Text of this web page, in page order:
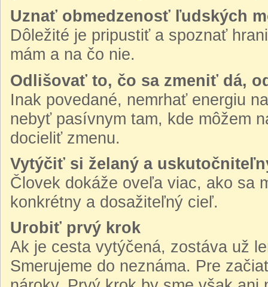
Uznať obmedzenosť ľudských
Dôležité je pripustiť a spoznať
mám a na čo nie.
Odlišovať to, čo sa zmeniť dá,
Inak povedané, nemrhať energiu
nebyť pasívnym tam, kde môžem
docieliť zmenu.
Vytýčiť si želaný a
Človek dokáže oveľa viac, ako sa
konkrétny a dosažiteľný cieľ.
Urobiť prvý krok
Ak je cesta vytýčená, zostáva už
Smerujeme do neznáma. Pre